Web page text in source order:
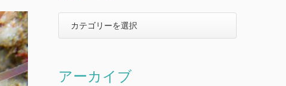
アーカイブ